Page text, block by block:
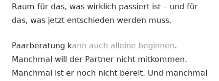
Raum für das, was wirklich passiert ist – und für
das, was jetzt entschieden werden muss.
Paarberatung kann auch alleine beginnen.
Manchmal will der Partner nicht mitkommen.
Manchmal ist er noch nicht bereit. Und manchmal